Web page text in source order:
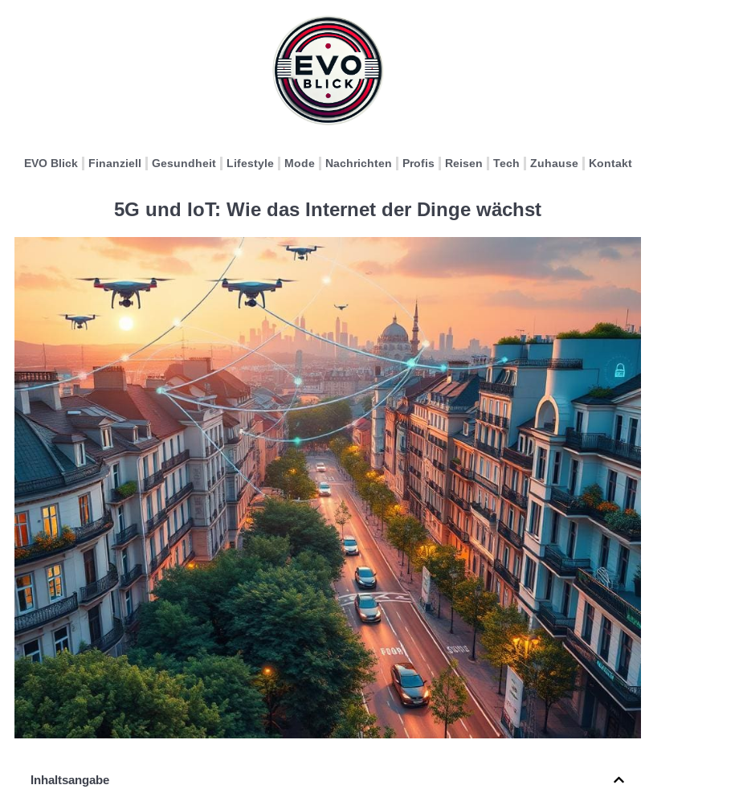
EVO Blick Finanziell Gesundheit Lifestyle Mode Nachrichten Profis Reisen Tech Zuhause Kontakt
5G und IoT: Wie das Internet der Dinge wächst
Inhaltsangabe